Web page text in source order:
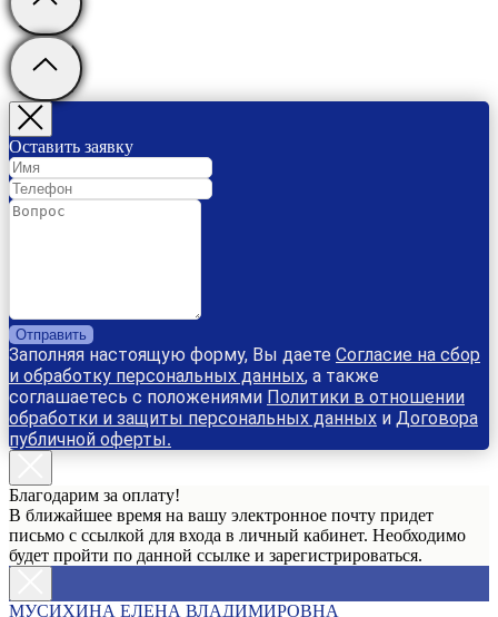
Оставить заявку
Отправить
Заполняя настоящую форму, Вы даете Согласие на сбор
и обработку персональных данных, а также
соглашаетесь с положениями Политики в отношении
обработки и защиты персональных данных и Договора
публичной оферты.
Благодарим за оплату!
В ближайшее время на вашу электронное почту придет
письмо с ссылкой для входа в личный кабинет. Необходимо
будет пройти по данной ссылке и зарегистрироваться.
МУСИХИНА ЕЛЕНА ВЛАДИМИРОВНА